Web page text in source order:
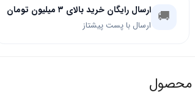
🚚 ارسال رایگان خرید بالای ۳ میلیون تومان
ارسال با پست پیشتاز
محصول